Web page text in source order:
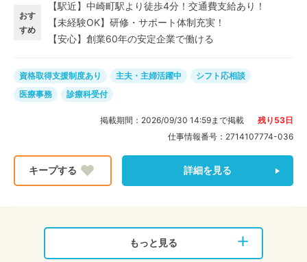
してから出勤♪退勤後はお子さんのお迎えや夕食作りの
時間にも余裕で間に合う◎ ライフスタイルに合わせて柔
軟に対応できます♪
おす
すめ
【駅近】中崎町駅より徒歩4分！交通費支給あり！
【未経験OK】研修・サポート体制充実！
【安心】創業60年の安定企業で働ける
資格取得支援制度あり 主夫・主婦活躍中
シフト応相談
医療事務
診療科受付
掲載期間： 2026/09/30 14:59まで掲載 残り 53日
仕事情報番号： 2714107774-036
詳細を見る
もっと見る